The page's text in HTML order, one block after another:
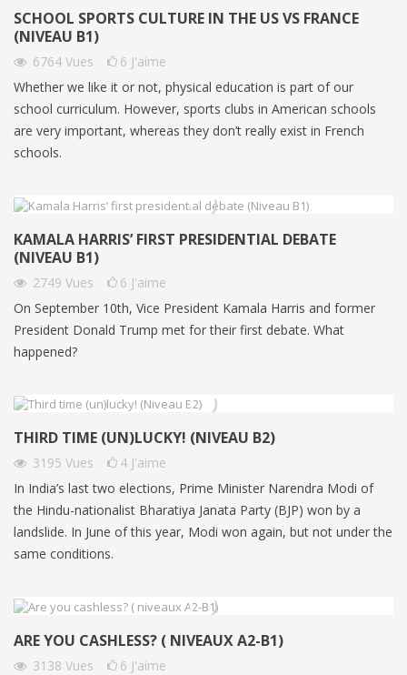
SCHOOL SPORTS CULTURE IN THE US VS FRANCE
(NIVEAU B1)
6764 Vues 6 J'aime
Whether we like it or not, physical education is part of our
school curriculum. However, sports clubs in American schools
are very important, whereas they don’t really exist in French
schools.
KAMALA HARRIS’ FIRST PRESIDENTIAL DEBATE
(NIVEAU B1)
2749 Vues 6 J'aime
On September 10th, Vice President Kamala Harris and former
President Donald Trump met for their first debate. What
happened?
THIRD TIME (UN)LUCKY! (NIVEAU B2)
3195 Vues 4 J'aime
In India’s last two elections, Prime Minister Narendra Modi of
the Hindu-nationalist Bharatiya Janata Party (BJP) won by a
landslide. In June of this year, Modi won again, but not under the
same conditions.
ARE YOU CASHLESS? ( NIVEAUX A2-B1)
3138 Vues 6 J'aime